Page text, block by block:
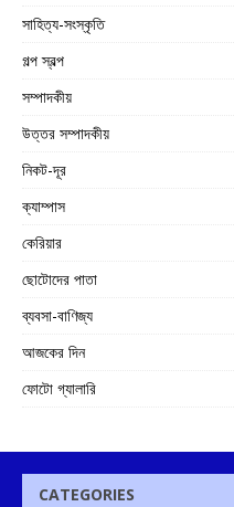
সাহিত্য-সংস্কৃতি
গল্প স্বল্প
সম্পাদকীয়
উত্তর সম্পাদকীয়
নিকট-দূর
ক্যাম্পাস
কেরিয়ার
ছোটোদের পাতা
ব্যবসা-বাণিজ্য
আজকের দিন
ফোটো গ্যালারি
CATEGORIES